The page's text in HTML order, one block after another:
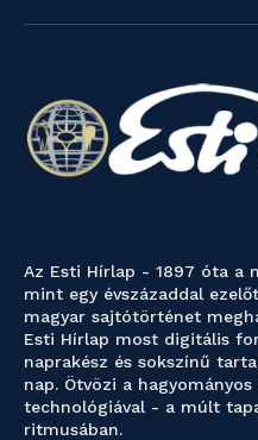
Az Esti Hírlap - 1897 óta a
mint egy évszázaddal
magyar sajtótörténet
Esti Hírlap most digitális
naprakész és sokszínű
nap. Ötvözi a
technológiával - a múlt
ritmusában.